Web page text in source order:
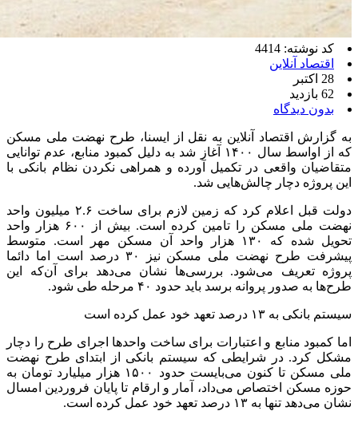
کد نوشته: 4414
اقتصاد آنلاین
28 اکتبر
62 بازدید
بدون دیدگاه
به گزارش اقتصاد آنلاین به نقل از ایسنا، طرح نهضت ملی مسکن
که از اواسط سال ۱۴۰۰ آغاز شد به دلیل کمبود منابع، عدم توانایی
متقاضیان واقعی در تکمیل آورده و همراهی نکردن نظام بانکی با
این پروژه دچار چالش‌هایی شد.
دولت قبل اعلام کرد که زمین لازم برای ساخت ۲.۶ میلیون واحد
نهضت ملی مسکن را تامین کرده است. بیش از ۶۰۰ هزار واحد
تحویل شده که ۱۳۰ هزار واحد آن مسکن مهر است. متوسط
پیشرفت طرح نهضت ملی مسکن نیز ۳۰ درصد است اما دائما
پروژه تعریف می‌شود. بررسی‌ها نشان می‌دهد برای آن‌که این
طرح‌ها به صدور پروانه برسد باید حدود ۴۰ مرحله طی شود.
سیستم بانکی به ۱۳ درصد تعهد خود عمل کرده است
اما کمبود منابع و اعتبارات برای ساخت واحدها اجرای طرح را دچار
مشکل کرد. در شرایطی که سیستم بانکی از ابتدای طرح نهضت
ملی مسکن تا کنون می‌بایست حدود ۱۵۰۰ هزار میلیارد تومان به
حوزه مسکن اختصاص می‌داد، آمار و ارقام تا پایان فروردین امسال
نشان می‌دهد تنها به ۱۳ درصد تعهد خود عمل کرده است.